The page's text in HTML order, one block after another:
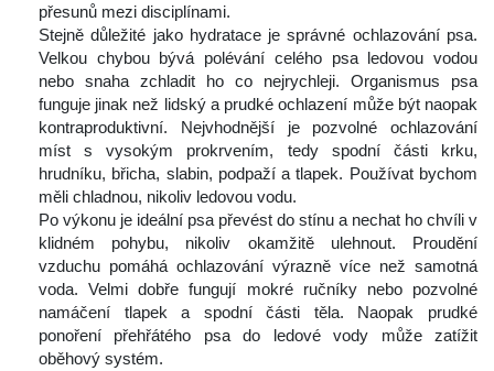
přesunů mezi disciplínami.
Stejně důležité jako hydratace je správné ochlazování psa.
Velkou chybou bývá polévání celého psa ledovou vodou
nebo snaha zchladit ho co nejrychleji. Organismus psa
funguje jinak než lidský a prudké ochlazení může být naopak
kontraproduktivní. Nejvhodnější je pozvolné ochlazování
míst s vysokým prokrvením, tedy spodní části krku,
hrudníku, břicha, slabin, podpaží a tlapek. Používat bychom
měli chladnou, nikoliv ledovou vodu.
Po výkonu je ideální psa převést do stínu a nechat ho chvíli v
klidném pohybu, nikoliv okamžitě ulehnout. Proudění
vzduchu pomáhá ochlazování výrazně více než samotná
voda. Velmi dobře fungují mokré ručníky nebo pozvolné
namáčení tlapek a spodní části těla. Naopak prudké
ponoření přehřátého psa do ledové vody může zatížit
oběhový systém.